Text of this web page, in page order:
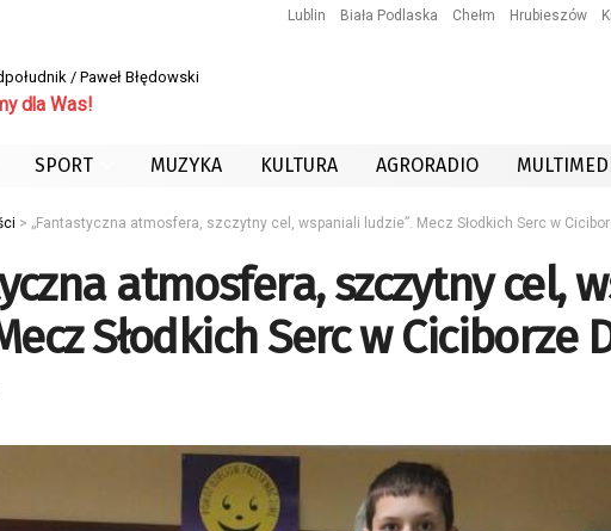
Lublin Biała Podlaska Chełm Hrubieszów
/ Paweł Błędowski
dla Was!
SPORT MUZYKA KULTURA AGRORADIO
> „Fantastyczna atmosfera, szczytny cel, wspaniali ludzie”. Mecz Słodkich Serc w
atmosfera, szczytny cel,
Słodkich Serc w Ciciborze